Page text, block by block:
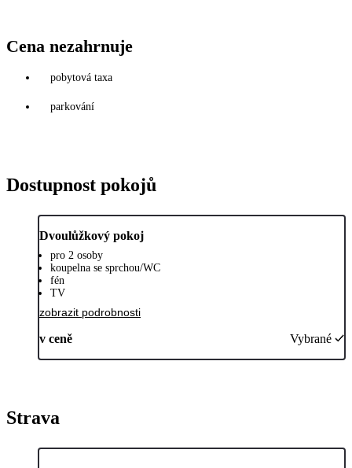
Cena nezahrnuje
pobytová taxa
parkování
Dostupnost pokojů
Dvoulůžkový pokoj
pro 2 osoby
koupelna se sprchou/WC
fén
TV
zobrazit podrobnosti
v ceně Vybrané
Strava